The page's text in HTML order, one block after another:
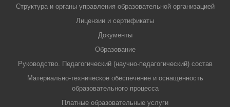
Структура и органы управления образовательной организацией
Лицензии и сертификаты
Документы
Образование
Руководство. Педагогический (научно-педагогический) состав
Материально-техническое обеспечение и оснащенность
образовательного процесса
Платные образовательные услуги